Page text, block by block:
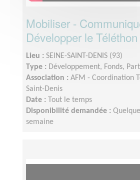
Mobiliser -
Développer le Téléthon
Lieu : SEINE-SAINT-DENIS (93)
Type : Développement, Fonds,
Association : AFM - Coordination
Saint-Denis
Date :
Tout le temps
Disponibilité demandée :
semaine